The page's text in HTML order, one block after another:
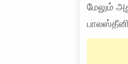
மேலும்